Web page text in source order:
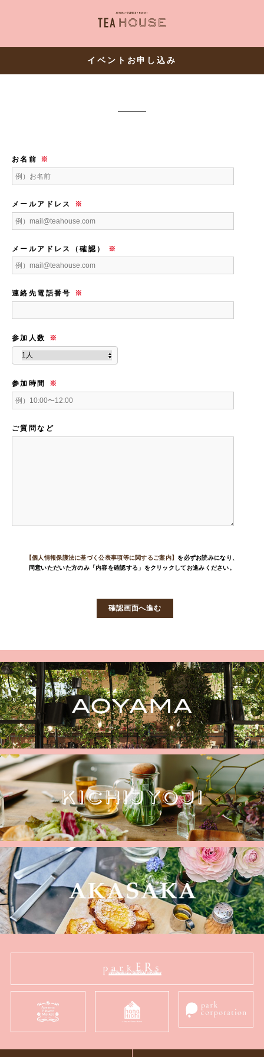
イベントお申し込み
お名前 ※
メールアドレス ※
メールアドレス（確認） ※
連絡先電話番号 ※
参加人数 ※
参加時間 ※
ご質問など
【個人情報保護法に基づく公表事項等に関するご案内】 を必ずお読みになり、
同意いただいた方のみ「内容を確認する」をクリックしてお進みください。